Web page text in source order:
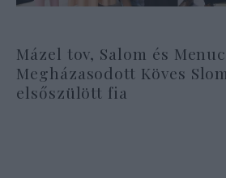
Mázel tov, Salom és
Megházasodott Köves
elsőszülött fia